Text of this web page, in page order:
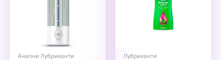
Анални Лубриканти Лубриканти